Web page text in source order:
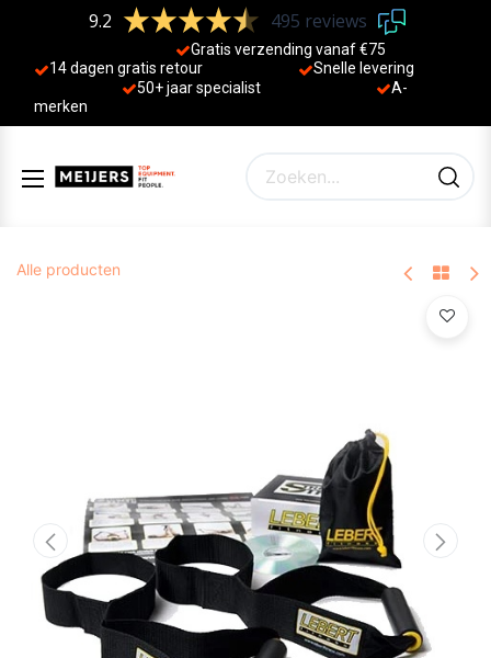
9.2 495 reviews
Gratis verzending vanaf €75
14 dagen gratis retour
Sne lle levering
50+ jaar specialist
A-
merken
Alle producten